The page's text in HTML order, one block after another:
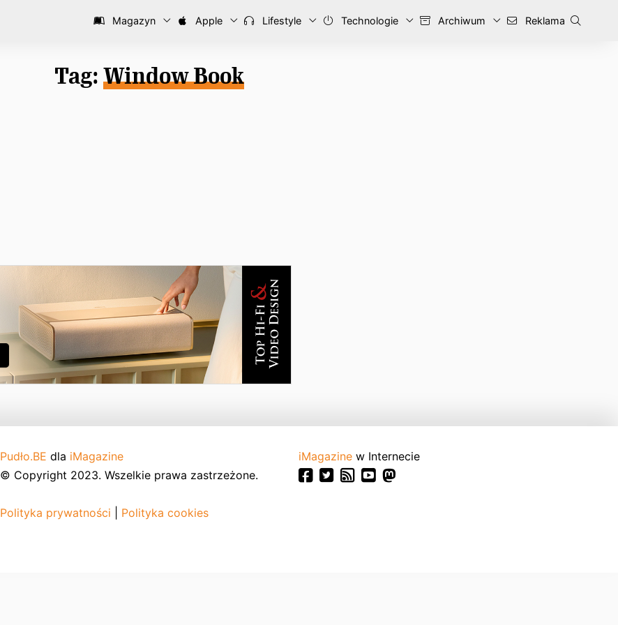
Magazyn Apple Lifestyle Technologie Archiwum Reklama
Tag: Window Book
Pudło.BE dla iMagazine
© Copyright 2023. Wszelkie prawa zastrzeżone.
Polityka prywatności Polityka cookies
iMagazine w Internecie